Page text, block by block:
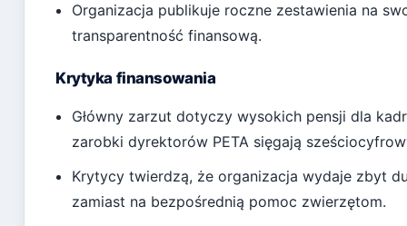
Organizacja publikuje roczne zestawienia na
transparentność finansową.
Krytyka finansowania
Główny zarzut dotyczy wysokich pensji dla
zarobki dyrektorów PETA sięgają
Krytycy twierdzą, że organizacja wydaje zbyt
zamiast na bezpośrednią pomoc zwierzętom.